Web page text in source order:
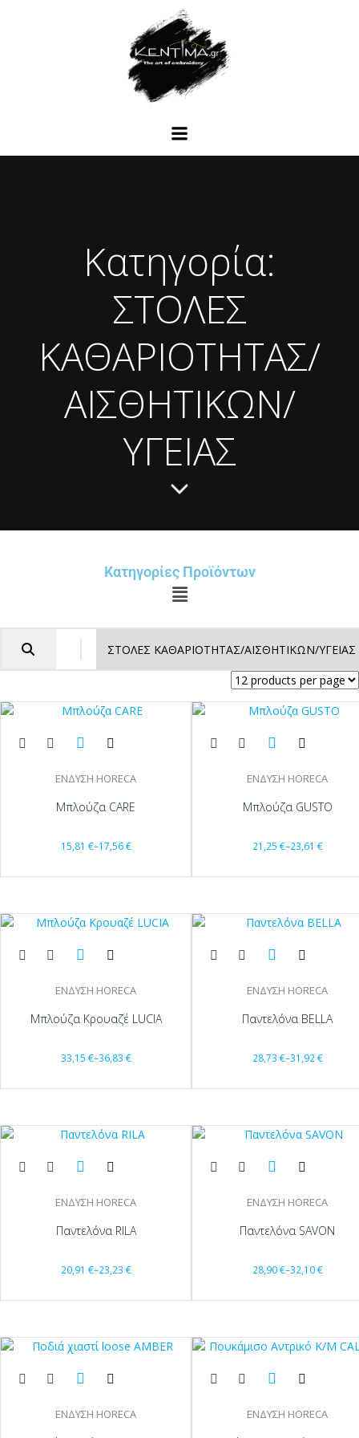
Κατηγορία:
ΣΤΟΛΕΣ
ΚΑΘΑΡΙΟΤΗΤΑΣ/
ΑΙΣΘΗΤΙΚΩΝ/
ΥΓΕΙΑΣ
Κατηγορίες Προϊόντων
ΕΝΔΥΣΗ HORECA
Μπλούζα CARE
15,81 €–17,56€
ΕΝΔΥΣΗ HORECA
Μπλούζα GUSTO
21,25 €–23,61 €
ΕΝΔΥΣΗ HORECA
Μπλούζα Κρουαζέ LUCIA
33,15 €–36,83 €
ΕΝΔΥΣΗ HORECA
Παντελόνα BELLA
28,73 €–31,92€
ΕΝΔΥΣΗ HORECA
Παντελόνα RILA
20,91 €–23,23 €
ΕΝΔΥΣΗ HORECA
Παντελόνα SAVON
28,90€–32,10€
ΕΝΔΥΣΗ HORECA ΕΝΔΥΣΗ HORECA